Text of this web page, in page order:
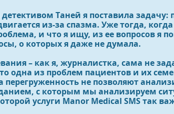
Таней я поставила задачу:
из-за спазма. Уже тогда,
и что я ищу, из ее вопросов я
о которых я даже не думала.
– как я, журналистка, сама не
одна из проблем пациентов и их
перегруженность не позволяют
с которым мы анализируем
услуги Manor Medical SMS так